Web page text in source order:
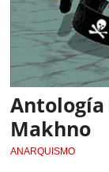
Makhno
ANARQUISMO